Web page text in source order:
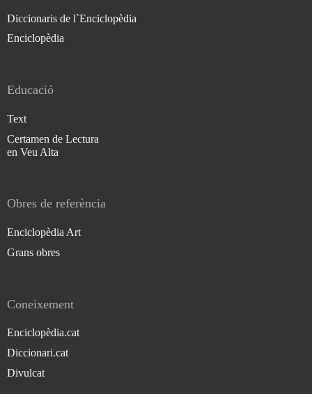
Diccionaris de l`Enciclopèdia
Enciclopèdia
Educació
Text
Certamen de Lectura
en Veu Alta
Obres de referència
Enciclopèdia Art
Grans obres
Coneixement
Enciclopèdia.cat
Diccionari.cat
Divulcat